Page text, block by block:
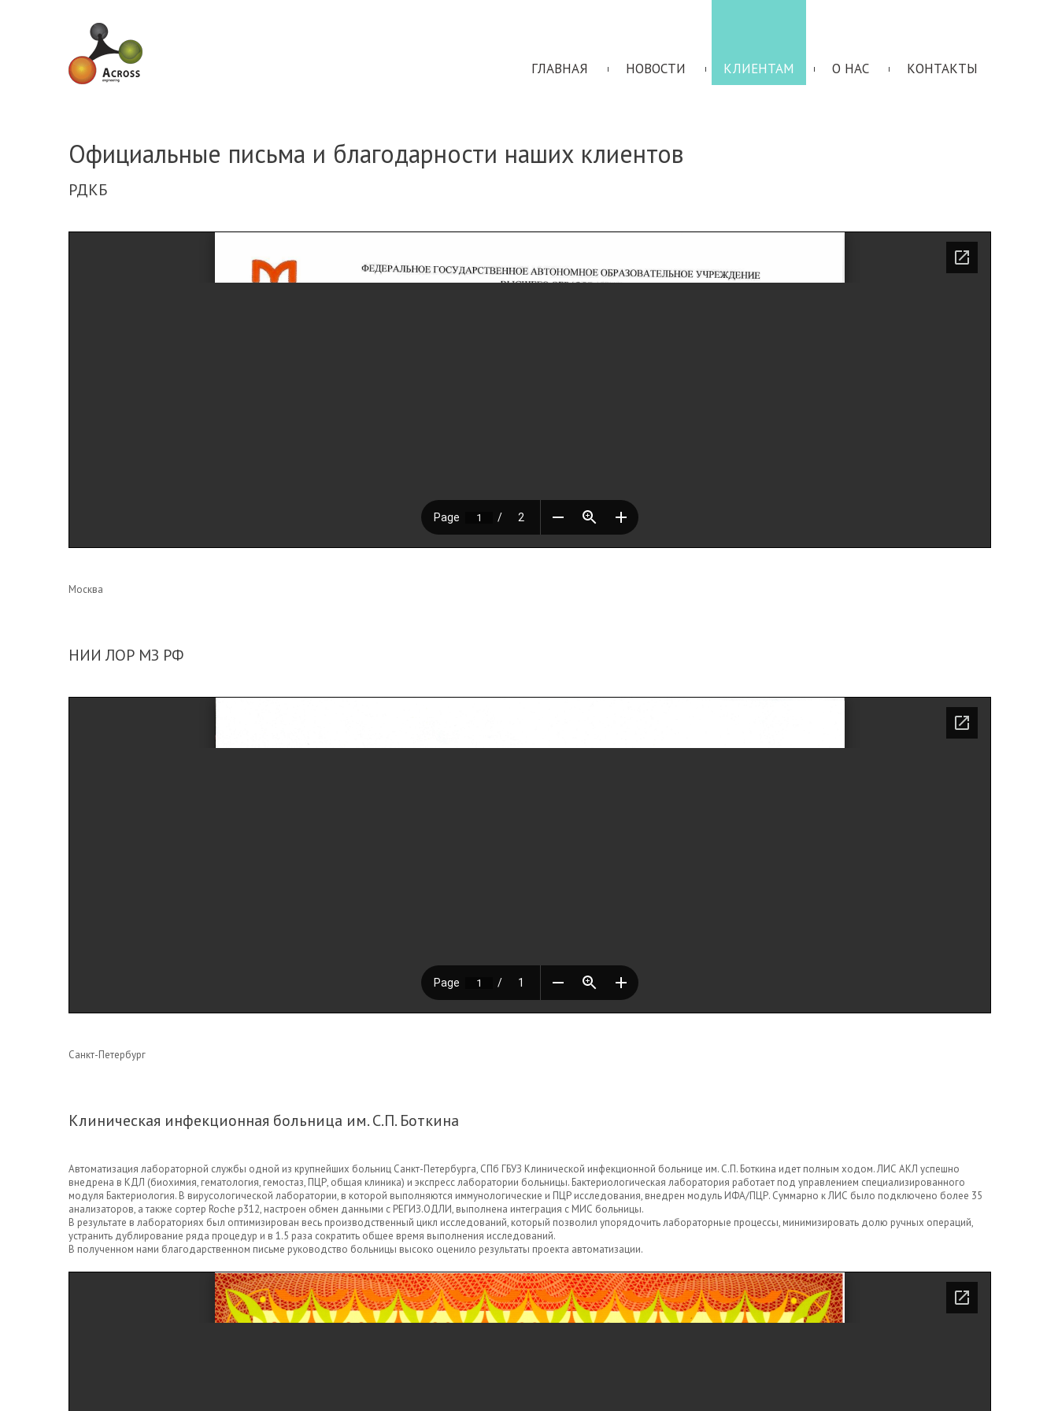
ГЛАВНАЯ НОВОСТИ КЛИЕНТАМ О НАС КОНТАКТЫ
Официальные письма и благодарности наших клиентов
РДКБ
Москва
НИИ ЛОР МЗ РФ
Санкт-Петербург
Клиническая инфекционная больница им. С.П. Боткина
Автоматизация лабораторной службы одной из крупнейших больниц Санкт-Петербурга, СПб ГБУЗ Клинической инфекционной больнице им. С.П. Боткина идет полным ходом. ЛИС АКЛ успешно
внедрена в КДЛ (биохимия, гематология, гемостаз, ПЦР, общая клиника) и экспресс лаборатории больницы. Бактериологическая лаборатория работает под управлением специализированного
модуля Бактериология. В вирусологической лаборатории, в которой выполняются иммунологические и ПЦР исследования, внедрен модуль ИФА/ПЦР. Суммарно к ЛИС было подключено более 35
анализаторов, а также сортер Roche p312, настроен обмен данными с РЕГИЗ.ОДЛИ, выполнена интеграция с МИС больницы.
В результате в лабораториях был оптимизирован весь производственный цикл исследований, который позволил упорядочить лабораторные процессы, минимизировать долю ручных операций,
устранить дублирование ряда процедур и в 1.5 раза сократить общее время выполнения исследований.
В полученном нами благодарственном письме руководство больницы высоко оценило результаты проекта автоматизации.